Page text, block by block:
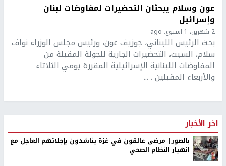
عون وسلام يبحثان التحضيرات لمفاوضات لبنان
وإسرائيل
2 شهرين، 1 اسبوع. ago
بحث الرئيس اللبناني، جوزيف عون، ورئيس مجلس الوزراء نواف
سلام، السبت، التحضيرات الجارية للجولة المقبلة من
المفاوضات اللبنانية الإسرائيلية المقررة يومي الثلاثاء
والأربعاء المقبلين . ...
اخر الأخبار
بالصور| مرضى عالقون في غزة يناشدون بإجلائهم العاجل مع
انهيار النظام الصحي